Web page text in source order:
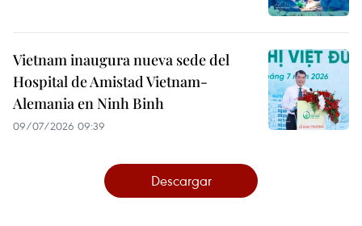
Vietnam inaugura nueva sede del
Hospital de Amistad Vietnam-
Alemania en Ninh Binh
09/07/2026 09:39
Descargar